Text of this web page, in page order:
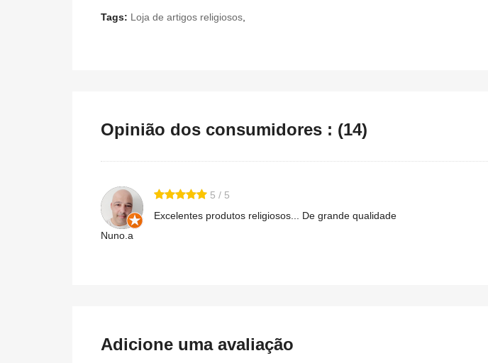
Tags: Loja de artigos religiosos,
Opinião dos consumidores : (14)
Nuno.a
5 / 5
Excelentes produtos religiosos... De grande qualidade
Adicione uma avaliação